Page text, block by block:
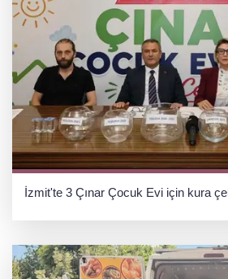
İzmit'te 3 Çınar Çocuk Evi için kura